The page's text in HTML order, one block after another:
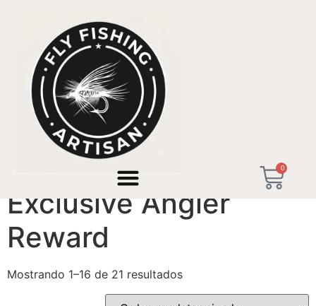
0
/ Productos etiquetados “Exclusive Angler
Exclusive Angler
Reward
Mostrando 1–16 de 21 resultados